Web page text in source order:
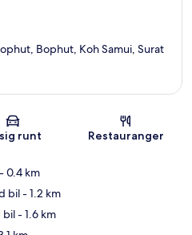
Bophut, Koh Samui, Surat
runt Restauranger
- 0.4 km
bil- 1.2 km
bil- 1.6 km